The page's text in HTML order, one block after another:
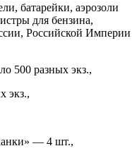
батарейки, аэрозоли
для бензина,
Российской Империи
500 разных экз.,
экз.,
— 4 шт.,